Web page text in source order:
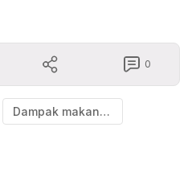
0
Dampak makan durian berlebihan